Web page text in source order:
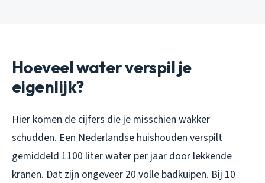
Hoeveel water verspil je
eigenlijk?
Hier komen de cijfers die je misschien wakker
schudden. Een Nederlandse huishouden verspilt
gemiddeld 1100 liter water per jaar door lekkende
kranen. Dat zijn ongeveer 20 volle badkuipen. Bij 10